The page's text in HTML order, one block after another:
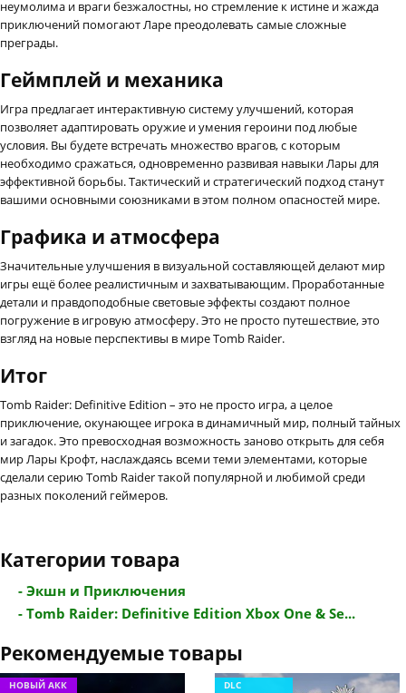
неумолима и враги безжалостны, но стремление к истине и жажда
приключений помогают Ларе преодолевать самые сложные
преграды.
Геймплей и механика
Игра предлагает интерактивную систему улучшений, которая
позволяет адаптировать оружие и умения героини под любые
условия. Вы будете встречать множество врагов, с которым
необходимо сражаться, одновременно развивая навыки Лары для
эффективной борьбы. Тактический и стратегический подход станут
вашими основными союзниками в этом полном опасностей мире.
Графика и атмосфера
Значительные улучшения в визуальной составляющей делают мир
игры ещё более реалистичным и захватывающим. Проработанные
детали и правдоподобные световые эффекты создают полное
погружение в игровую атмосферу. Это не просто путешествие, это
взгляд на новые перспективы в мире Tomb Raider.
Итог
Tomb Raider: Definitive Edition – это не просто игра, а целое
приключение, окунающее игрока в динамичный мир, полный тайных
и загадок. Это превосходная возможность заново открыть для себя
мир Лары Крофт, наслаждаясь всеми теми элементами, которые
сделали серию Tomb Raider такой популярной и любимой среди
разных поколений геймеров.
Категории товара
- Экшн и Приключения
- Tomb Raider: Definitive Edition Xbox One & Se...
Рекомендуемые товары
НОВЫЙ АКК
DLC